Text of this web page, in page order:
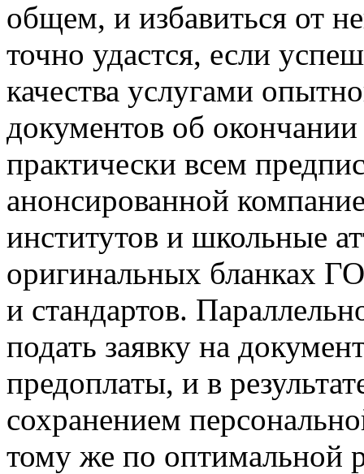
общем, и избавиться от
точно удастся, если
качества услугами
документов об
практически всем
анонсированной
институтов и школьные
оригинальных бланках
и стандартов.
подать заявку на
предоплаты, и в
сохранением
тому же по оптимальной